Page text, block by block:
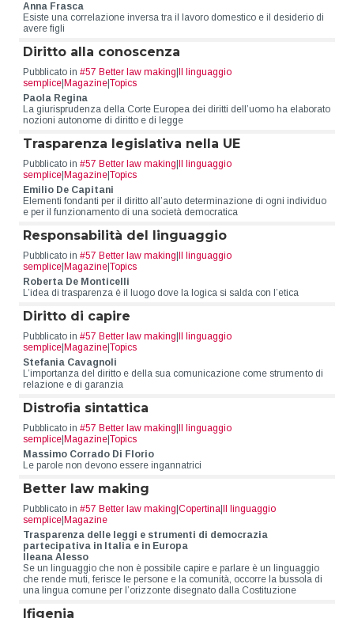
Anna Frasca
Esiste una correlazione inversa tra il lavoro domestico e il desiderio di
avere figli
Diritto alla conoscenza
Pubblicato in #57 Better law making
Il linguaggio
semplice Magazine Topics
Paola Regina
La giurisprudenza della Corte Europea dei diritti dell’uomo ha elaborato
nozioni autonome di diritto e di legge
Trasparenza legislativa nella UE
Pubblicato in #57 Better law making
Il linguaggio
semplice Magazine Topics
Emilio De Capitani
Elementi fondanti per il diritto all’auto determinazione di ogni individuo
e per il funzionamento di una società democratica
Responsabilità del linguaggio
Pubblicato in #57 Better law making
Il linguaggio
semplice Magazine Topics
Roberta De Monticelli
L’idea di trasparenza è il luogo dove la logica si salda con l’etica
Diritto di capire
Pubblicato in #57 Better law making
Il linguaggio
semplice Magazine Topics
Stefania Cavagnoli
L’importanza del diritto e della sua comunicazione come strumento di
relazione e di garanzia
Distrofia sintattica
Pubblicato in #57 Better law making
Il linguaggio
semplice Magazine Topics
Massimo Corrado Di Florio
Le parole non devono essere ingannatrici
Better law making
Pubblicato in #57 Better law making Copertina
Il linguaggio
semplice Magazine
Trasparenza delle leggi e strumenti di democrazia
partecipativa in Italia e in Europa
Ileana Alesso
Se un linguaggio che non è possibile capire e parlare è un linguaggio
che rende muti, ferisce le persone e la comunità, occorre la bussola di
una lingua comune per l’orizzonte disegnato dalla Costituzione
Ifigenia